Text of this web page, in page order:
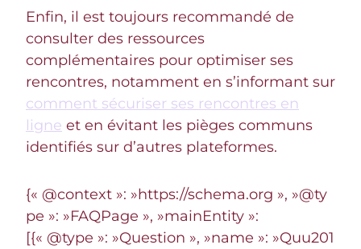
Enfin, il est toujours recommandé de
consulter des ressources
complémentaires pour optimiser ses
rencontres, notamment en s’informant sur
comment sécuriser ses rencontres en
ligne et en évitant les pièges communs
identifiés sur d’autres plateformes.
{« @context »: »https://schema.org », »@ty
pe »: »FAQPage », »mainEntity »:
[{« @type »: »Question », »name »: »Quu201